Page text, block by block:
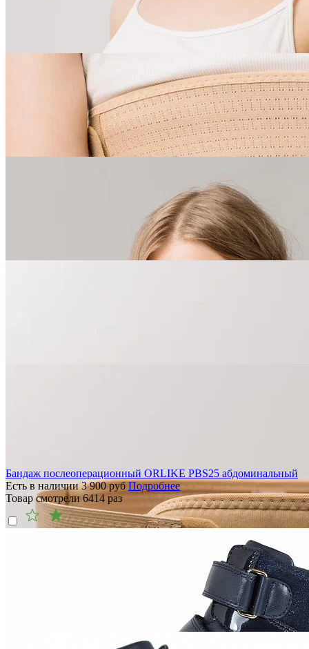
Бандаж послеоперационный ORLIKE PBS25 абдоминальный
Есть в наличии 3 900руб Подробнее
Товар смотрели 6414 раз